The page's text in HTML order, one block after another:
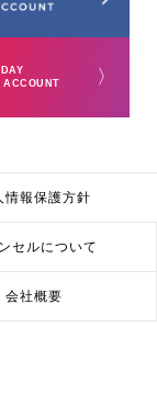
。ご一緒に申
〉
情報保護方針
セルについて
会社概要